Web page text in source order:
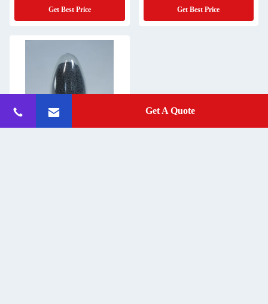
Get Best Price Get Best Price
Get A Quote